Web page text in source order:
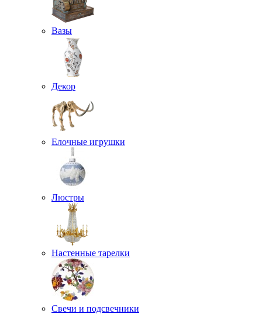
Вазы
Декор
Елочные игрушки
Люстры
Настенные тарелки
Свечи и подсвечники